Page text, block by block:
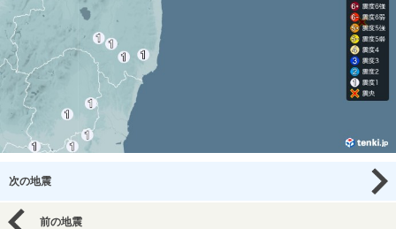
次の地震
前の地震